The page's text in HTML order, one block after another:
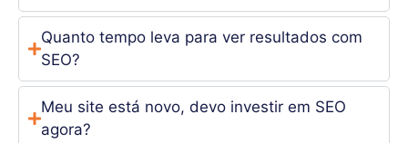
Quanto tempo leva para ver resultados com
SEO?
Meu site está novo, devo investir em SEO
agora?